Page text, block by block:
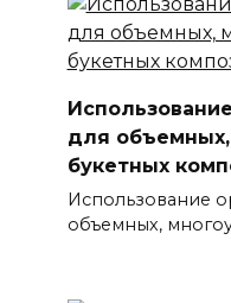
для
букетных
Использование
объемных,